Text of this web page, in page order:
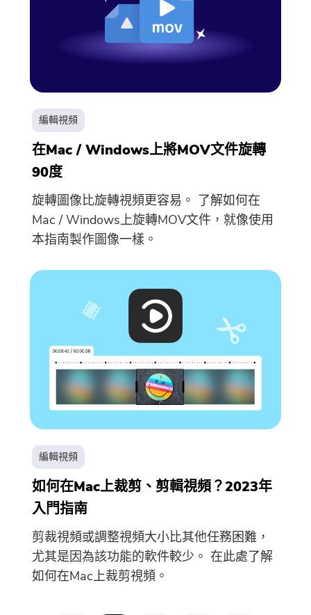
編輯視頻
在Mac / Windows上將MOV文件旋轉
90度
旋轉圖像比旋轉視頻更容易。 了解如何在
Mac / Windows上旋轉MOV文件，就像使用
本指南製作圖像一樣。
編輯視頻
如何在Mac上裁剪、剪輯視頻？2023年
入門指南
剪裁視頻或調整視頻大小比其他任務困難，
尤其是因為該功能的軟件較少。 在此處了解
如何在Mac上裁剪視頻。